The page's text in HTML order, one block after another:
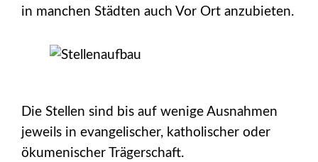
in manchen Städten auch Vor Ort anzubieten.
Die Stellen sind bis auf wenige Ausnahmen
jeweils in evangelischer, katholischer oder
ökumenischer Trägerschaft.